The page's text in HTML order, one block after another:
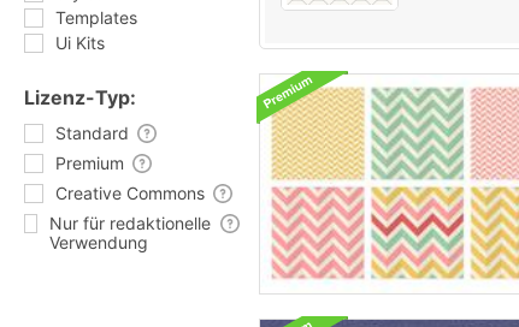
Templates
Ui Kits
Lizenz-Typ:
Standard
Premium
Creative Commons
Nur für redaktionelle
Verwendung